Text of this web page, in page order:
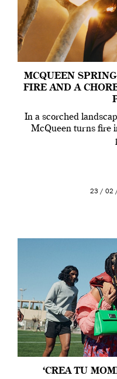
MCQUEEN
FIRE AND A
In a scorched
McQueen turns fire
23 / 02
‘CREA TU